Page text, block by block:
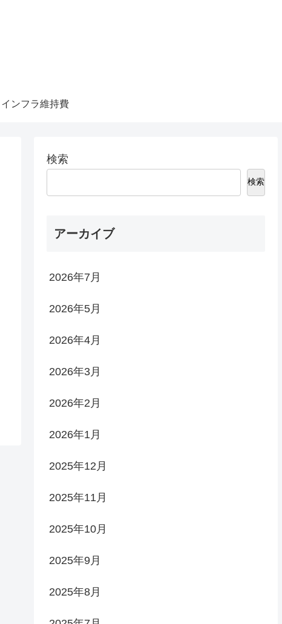
インフラ維持費
検索
検索
アーカイブ
2026年7月
2026年5月
2026年4月
2026年3月
2026年2月
2026年1月
2025年12月
2025年11月
2025年10月
2025年9月
2025年8月